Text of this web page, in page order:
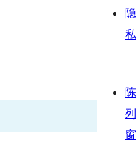
隐
私
陈
列
窗